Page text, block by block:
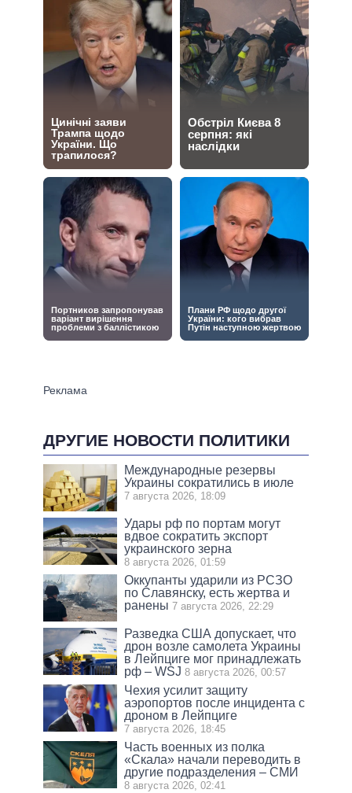
ДРУГИЕ НОВОСТИ ПОЛИТИКИ
Международные резервы
Украины сократились в июле
7 августа 2026, 18:09
Удары рф по портам могут
вдвое сократить экспорт
украинского зерна
8 августа 2026, 01:59
Оккупанты ударили из РСЗО
по Славянску, есть жертва и
ранены 7 августа 2026, 22:29
Разведка США допускает, что
дрон возле самолета Украины
в Лейпциге мог принадлежать
рф – WSJ 8 августа 2026, 00:57
Чехия усилит защиту
аэропортов после инцидента с
дроном в Лейпциге
7 августа 2026, 18:45
Часть военных из полка
«Скала» начали переводить в
другие подразделения – СМИ
8 августа 2026, 02:41